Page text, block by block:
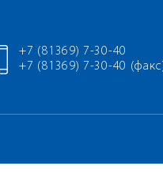
+7 (81369) 7-30-40
+7 (81369) 7-30-40